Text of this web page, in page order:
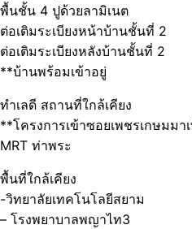
พื้นชั้น 4 ปูด้วยลามิเนต
ต่อเติมระเบียงหน้าบ้านชั้นที่ 2
ต่อเติมระเบียงหลังบ้านชั้นที่ 2
**บ้านพร้อมเข้าอยู่
ทำเลดี สถานที่ใกล้เคียง
**โครงการเข้าซอยเพชรเกษมมา
MRT ท่าพระ
พื้นที่ใกล้เคียง
-วิทยาลัยเทคโนโลยีสยาม
– โรงพยาบาลพญาไท3